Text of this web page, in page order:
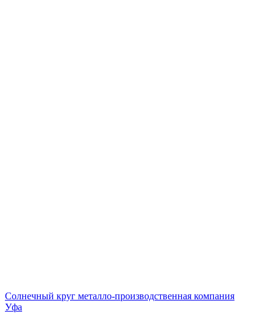
Солнечный круг металло-производственная компания
Уфа